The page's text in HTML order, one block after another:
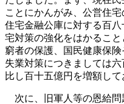
ことにかんがみ、公営住
住宅金融公庫に対する百
宅対策の強化をはかるこ
窮者の保護、国民健康保
失業対策につきましては
比し百十五億円を増額して
次に、旧軍人等の恩給問